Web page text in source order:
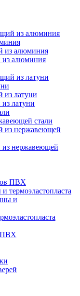
из алюминия
из алюминия
из алюминия
из латуни
из латуни
латуни
стали
из нержавеющей
из нержавеющей
ПВХ
термоэластопласта
и
ПВХ